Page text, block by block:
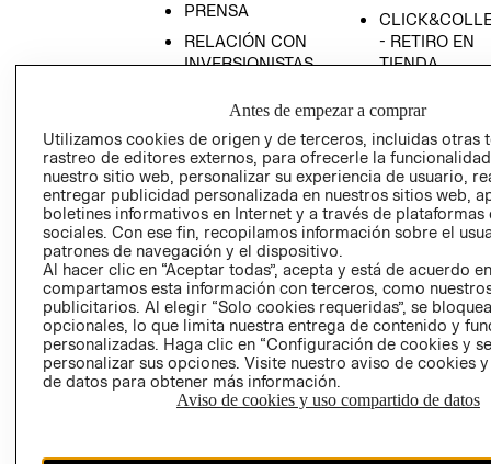
PRENSA
RELACIÓN CON
INVERSIONISTAS
EMPRESARIAL
- RETIRO EN
TIENDA
CONDICIONES
AVISO DE
PRIVACIDAD
GIFT CARD
AVISO DE
Antes de empezar a comprar
Utilizamos cookies de origen y de terceros, incluidas otras
rastreo de editores externos, para ofrecerle la
nuestro sitio web, personalizar su experiencia de usuario,
entregar publicidad personalizada en nuestros sitios web,
boletines informativos en Internet y a través de plataformas
sociales. Con ese fin, recopilamos información sobre el
patrones de navegación y el dispositivo.
Al hacer clic en “Aceptar todas”, acepta y está de acuerdo
compartamos esta información con terceros, como
publicitarios. Al elegir “Solo cookies requeridas”, se
opcionales, lo que limita nuestra entrega de contenido y
personalizadas. Haga clic en “Configuración de cookies y
personalizar sus opciones. Visite nuestro aviso de cookies
de datos para obtener más información.
Aviso de cookies y uso compartido de datos